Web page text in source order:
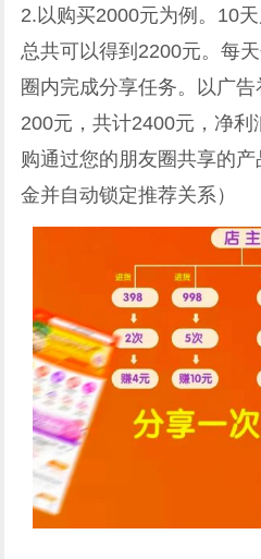
2.以购买2000元为例。10
总共可以得到2200元。每
圈内完成分享任务。以广
200元，共计2400元，净
购通过您的朋友圈共享的
金并自动锁定推荐关系）